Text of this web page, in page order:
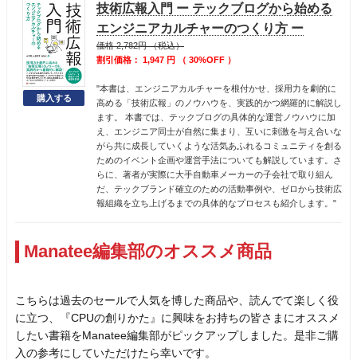
技術広報入門 ー テックブログから始める
エンジニアカルチャーのつくり方 ー
価格 2,782円 （税込）
割引価格： 1,947 円 （ 30%OFF ）
"本書は、エンジニアカルチャーを根付かせ、採用力を劇的に
高める「技術広報」のノウハウを、実践的かつ網羅的に解説し
ます。 本書では、テックブログの具体的な運営ノウハウに加
え、エンジニア同士が自然に集まり、互いに刺激を与え合いな
がら共に成長していくような活気あふれるコミュニティを創る
ためのイベント企画や運営手法についても解説しています。さ
らに、著者が実際に大手自動車メーカーの子会社で取り組ん
だ、テックブランド確立のための活動事例や、ゼロから技術広
報組織を立ち上げるまでの具体的なプロセスも紹介します。"
Manatee編集部のオススメ商品
こちらは過去のセールで人気を博した商品や、読んでて楽しく役
に立つ、『CPUの創りかた』に興味をお持ちの皆さまにオススメ
したい書籍をManatee編集部がピックアップしました。是非ご購
入の参考にしていただけたら幸いです。